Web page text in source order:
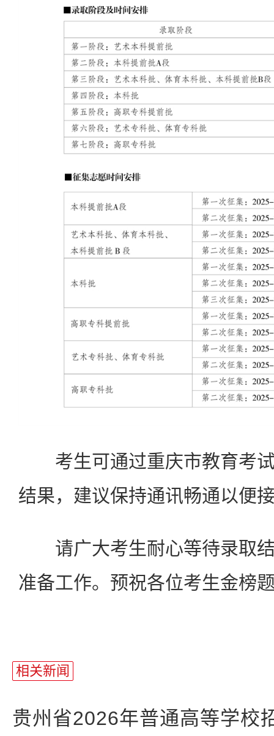
考生可通过重庆市教育考试
结果，建议保持通讯畅通以便
请广大考生耐心等待录取结
准备工作。预祝各位考生金榜
相关新闻
贵州省2026年普通高等学校